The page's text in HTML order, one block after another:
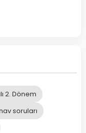
2. Dönem
soruları